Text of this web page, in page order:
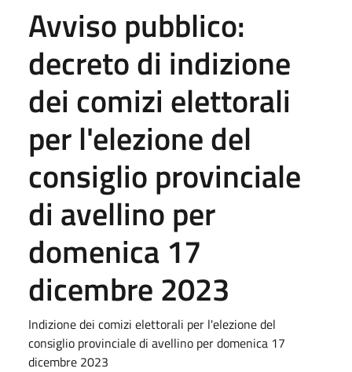
Avviso pubblico:
decreto di indizione
dei comizi elettorali
per l'elezione del
consiglio provinciale
di avellino per
domenica 17
dicembre 2023
Indizione dei comizi elettorali per l'elezione del
consiglio provinciale di avellino per domenica 17
dicembre 2023